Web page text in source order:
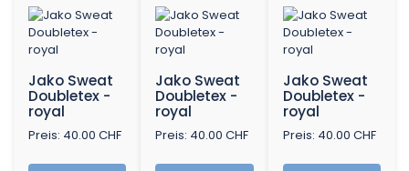
Jako Sweat
Doubletex -
royal
Preis: 40.00 CHF
Jako Sweat
Doubletex -
royal
Preis: 40.00 CHF
Jako Sweat
Doubletex -
royal
Preis: 40.00 CHF